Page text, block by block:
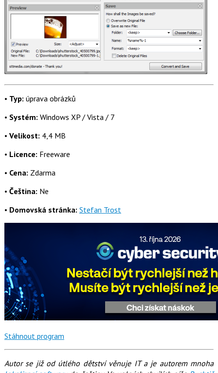
• Typ: úprava obrázků
• Systém: Windows XP / Vista / 7
• Velikost: 4,4 MB
• Licence: Freeware
• Cena: Zdarma
• Čeština: Ne
• Domovská stránka: Stefan Trost
Stáhnout program
Autor se již od útlého dětství věnuje IT a je autorem mnoha